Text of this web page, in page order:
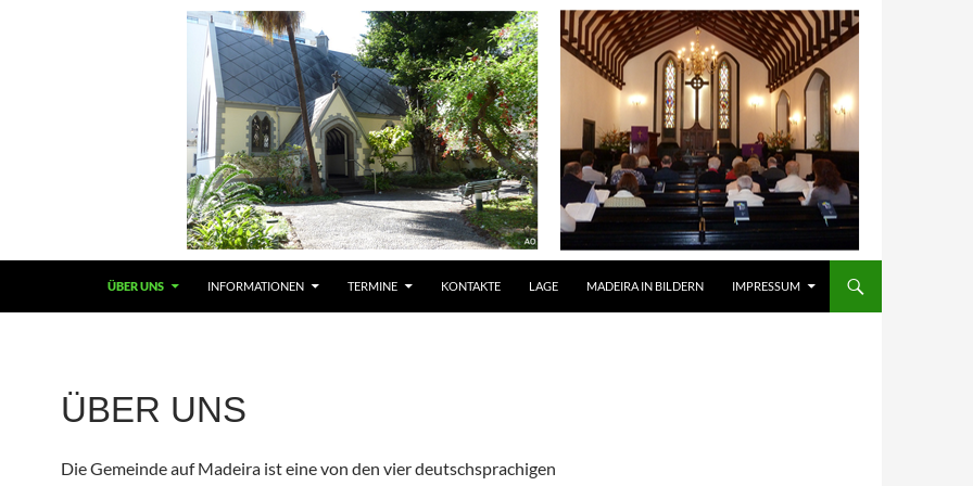
ÜBER UNS INFORMATIONEN TERMINE KONTAKTE LAGE MADEIRA IN BILDERN IMPRESSUM
ÜBER UNS
Die Gemeinde auf Madeira ist eine von den vier deutschsprachigen